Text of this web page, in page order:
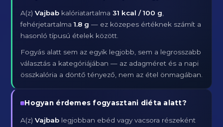
A(z)Vajbab kalóriatartalma31 kcal / 100 g
fehérjetartalma1.8 g — ez közepes értéknek számít a
hasonló típusú ételek között.
Fogyás alatt sem az egyik legjobb, sem a legrosszabb
választás a kategóriájában — az adagméret és a napi
összkalória a döntő tényező, nem az étel önmagában.
Hogyan érdemes fogyasztani diéta alatt?
A(z)Vajbab legjobban ebéd vagy vacsora részeként